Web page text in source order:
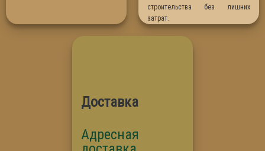
строительства без лишних
затрат.
Доставка
Адресная